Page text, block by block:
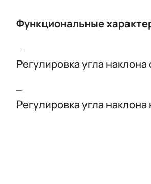
Функциональные
Регулировка угла
Регулировка угла